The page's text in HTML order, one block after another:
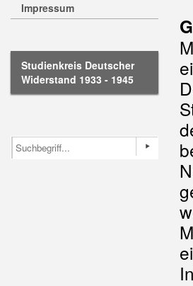
Impressum
Studienkreis Deutscher
Widerstand 1933 - 1945